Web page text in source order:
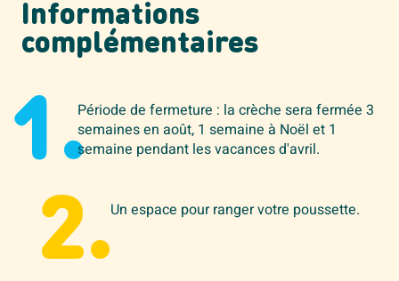
Informations
complémentaires
1.Période de fermeture : la crèche sera fermée 3
semaines en août, 1 semaine à Noël et 1
semaine pendant les vacances d'avril.
2.Un espace pour ranger votre poussette.